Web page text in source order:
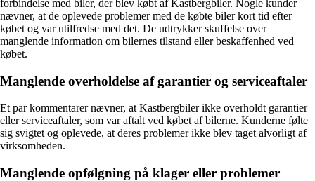
forbindelse med biler, der blev købt af Kastbergbiler. Nogle kunder
nævner, at de oplevede problemer med de købte biler kort tid efter
købet og var utilfredse med det. De udtrykker skuffelse over
manglende information om bilernes tilstand eller beskaffenhed ved
købet.
Manglende overholdelse af garantier og serviceaftaler
Et par kommentarer nævner, at Kastbergbiler ikke overholdt garantier
eller serviceaftaler, som var aftalt ved købet af bilerne. Kunderne følte
sig svigtet og oplevede, at deres problemer ikke blev taget alvorligt af
virksomheden.
Manglende opfølgning på klager eller problemer